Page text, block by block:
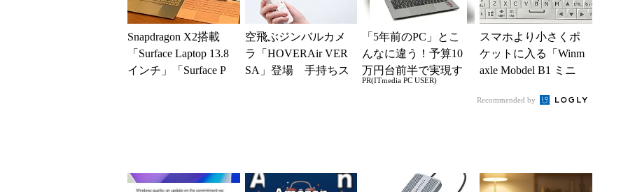
Snapdragon X2搭載
「Surface Laptop 13.8
インチ」「Surface P
空飛ぶジンバルカメ
ラ「HOVERAir VER
SA」登場 手持ちス
「5年前のPC」とこ
んなに違う！予算10
万円台前半で実現す
る快適PCライフ
PR(ITmedia PC USER)
スマホより小さくポ
ケットに入る「Winm
axle Mobdel B1 ミニ
ド」...
Recommended by